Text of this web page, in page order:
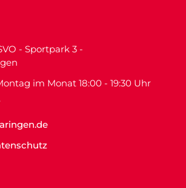
- Sportpark 3 -
im Monat 18:00 - 19:30 Uhr